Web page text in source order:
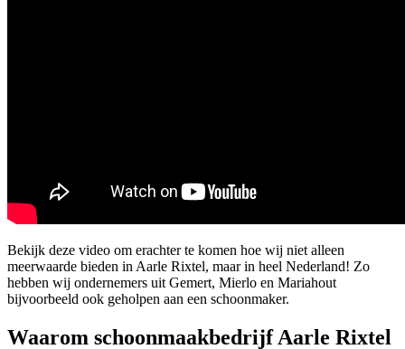
Bekijk deze video om erachter te komen hoe wij niet alleen
meerwaarde bieden in Aarle Rixtel, maar in heel Nederland! Zo
hebben wij ondernemers uit Gemert, Mierlo en Mariahout
bijvoorbeeld ook geholpen aan een schoonmaker.
Waarom schoonmaakbedrijf Aarle Rixtel